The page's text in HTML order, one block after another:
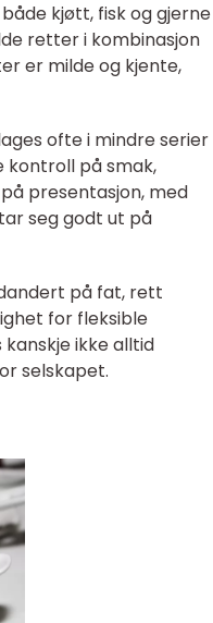
kjøtt, fisk og gjerne
retter i kombinasjon
er milde og kjente,
ofte i mindre serier
kontroll på smak,
presentasjon, med
seg godt ut på
på fat, rett
for fleksible
ikke alltid
selskapet.